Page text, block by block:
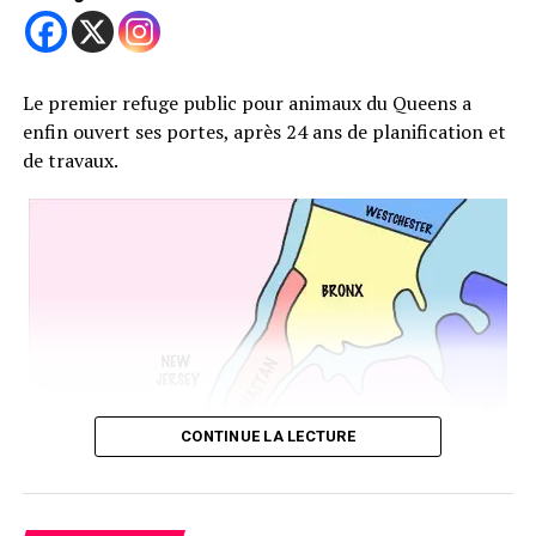
source d’affection et de réconfort pour Lang, qui lutte
pour retrouver un sens à sa vie. Leur relation évolue
contrastent avec le ton sombre et mélancolique du film.
Cette amitié inattendue aide Lang à se réconcilier avec
son passé, malgré les défis et les dangers qui
l’entourent.
Le premier refuge public pour animaux du Queens a
enfin ouvert ses portes, après 24 ans de planification et
de travaux.
CONTINUE LA LECTURE